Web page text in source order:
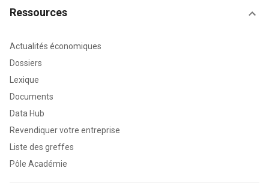
Ressources
Actualités économiques
Dossiers
Lexique
Documents
Data Hub
Revendiquer votre entreprise
Liste des greffes
Pôle Académie